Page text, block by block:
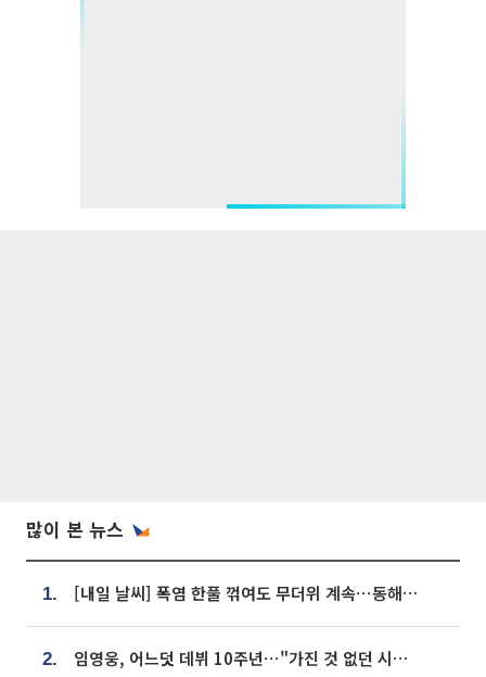
많이 본 뉴스
1. [내일 날씨] 폭염 한풀 꺾여도 무더위 계속⋯동해안 이틀 연속 비
2. 임영웅, 어느덧 데뷔 10주년⋯"가진 것 없던 시절, 내 앞엔 20명의 팬뿐"